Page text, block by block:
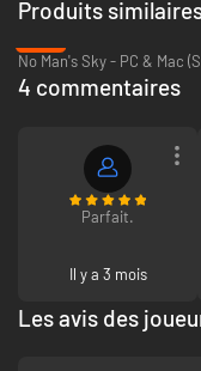
Produits
No Man's Sky - PC & Mac
4 commentaires
Parfait.
Il y a 3 mois
Les avis des